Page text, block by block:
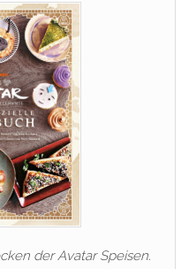
der Avatar Speisen.